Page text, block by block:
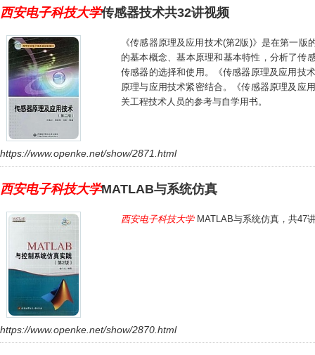
西安电子科技大学传感器技术共32讲视频
《传感器原理及应用技术(第2版)》是在第一
的基本概念、基本原理和基本特性，分析了传
传感器的选择和使用。《传感器原理及应用技
原理与应用技术紧密结合。《传感器原理及应
关工程技术人员的参考与自学用书。
https://www.openke.net/show/2871.html
西安电子科技大学MATLAB与系统仿真
西安电子科技大学MATLAB与系统仿真，共47
https://www.openke.net/show/2870.html